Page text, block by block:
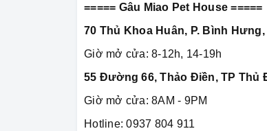
===== Gâu Miao Pet House =====
70 Thủ Khoa Huân, P. Bình
Giờ mở cửa: 8-12h, 14-19h
55 Đường 66, Thảo Điền, TP Thủ
Giờ mở cửa: 8AM - 9PM
Hotline: 0937 804 911